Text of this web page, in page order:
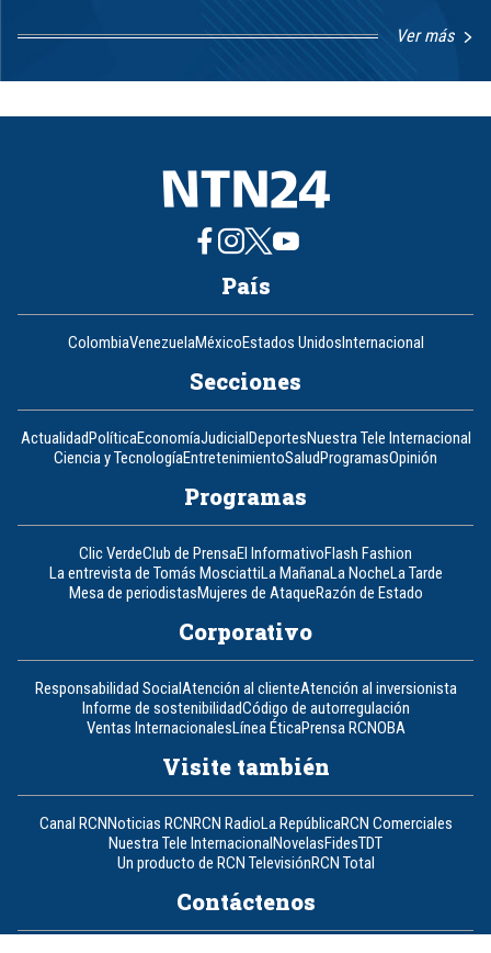
Ver más
1
8
País
ColombiaVenezuelaMéxicoEstados UnidosInternacional
Secciones
ActualidadPolíticaEconomíaJudicialDeportesNuestra Tele Internacional
Ciencia y TecnologíaEntretenimientoSaludProgramasOpinión
Programas
Clic VerdeClub de PrensaEl InformativoFlash Fashion
La entrevista de Tomás MosciattiLa MañanaLa NocheLa Tarde
Mesa de periodistasMujeres de AtaqueRazón de Estado
Corporativo
Responsabilidad SocialAtención al clienteAtención al inversionista
Informe de sostenibilidadCódigo de autorregulación
Ventas InternacionalesLínea ÉticaPrensa RCNOBA
Visite también
Canal RCNNoticias RCNRCN RadioLa RepúblicaRCN Comerciales
Nuestra Tele InternacionalNovelasFidesTDT
Un producto de RCN TelevisiónRCN Total
Contáctenos